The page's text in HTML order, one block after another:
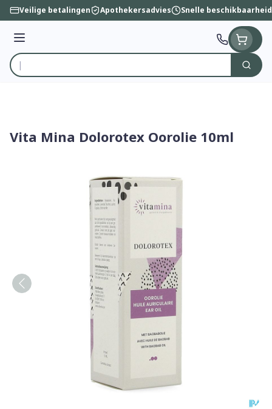
Ga naar de inhoud
Veilige betalingen Apothekersadvies Snelle beschikbaarheid
Menu
Product, merk, categorie...
Zoek
Vita Mina Dolorotex Oorolie 10ml